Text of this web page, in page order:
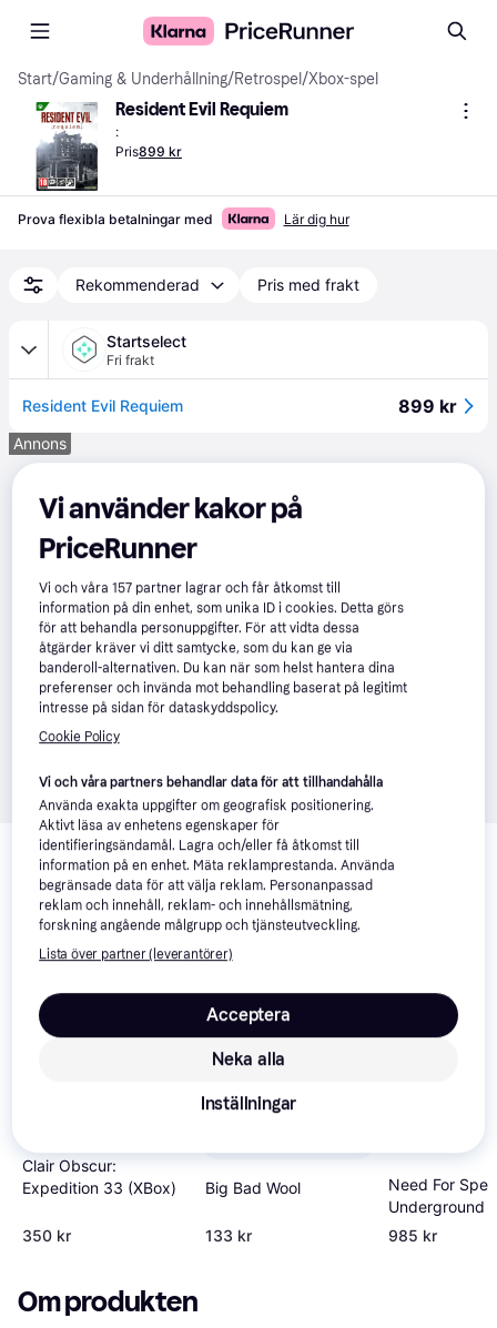
Start/Gaming & Underhållning/Retrospel /Xbox-spel
Resident Evil Requiem
:
Pris899 kr
Prova flexibla betalningar med Lär dig hur
Rekommenderad Pris med frakt
Startselect
Fri frakt
Resident Evil Requiem 899 kr
Annons
Relaterade produkter
Vi har plockat fram ett urval av produkter som kanske skulle
intressera dig. Visa alla
Populär
Clair Obscur:
Expedition 33 (XBox)
350 kr
Big Bad Wool
133 kr
Need For
Underground 2
(Xbox)
985 kr
Om produkten
Vi använder kakor på
PriceRunner
Vi och våra157 partner lagrar och får åtkomst till
information på din enhet, som unika ID i cookies. Detta görs
för att behandla personuppgifter. För att vidta dessa
åtgärder kräver vi ditt samtycke, som du kan ge via
banderoll-alternativen. Du kan när som helst hantera dina
preferenser och invända mot behandling baserat på legitimt
intresse på sidan för dataskyddspolicy.
Cookie Policy
Vi och våra partners behandlar data för att tillhandahålla
Använda exakta uppgifter om geografisk positionering.
Aktivt läsa av enhetens egenskaper för
identifieringsändamål. Lagra och/eller få åtkomst till
information på en enhet. Mäta reklamprestanda. Använda
begränsade data för att välja reklam. Personanpassad
reklam och innehåll, reklam- och innehållsmätning,
forskning angående målgrupp och tjänsteutveckling.
Lista över partner (leverantörer)
Neka alla
Acceptera
Inställningar